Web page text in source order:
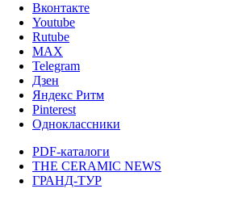
Вконтакте
Youtube
Rutube
MAX
Telegram
Дзен
Яндекс Ритм
Pinterest
Одноклассники
PDF-каталоги
THE CERAMIC NEWS
ГРАНД-ТУР